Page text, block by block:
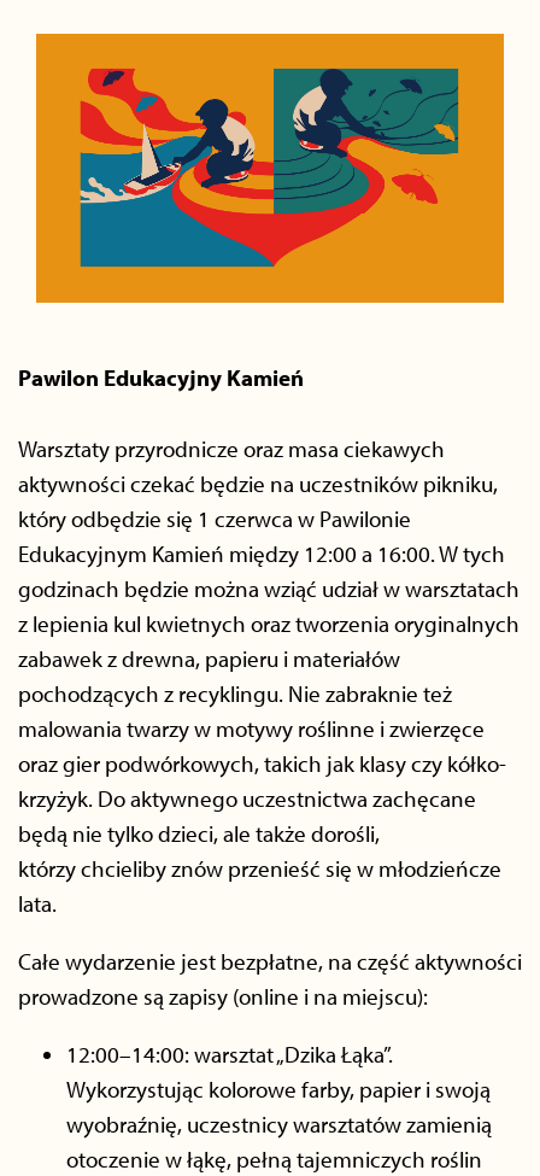
Pawilon Edukacyjny Kamień
Warsztaty przyrodnicze oraz masa ciekawych
aktywności czekać będzie na uczestników pikniku,
który odbędzie się 1 czerwca w Pawilonie
Edukacyjnym Kamień między 12:00 a 16:00. W tych
godzinach będzie można wziąć udział w warsztatach
z lepienia kul kwietnych oraz tworzenia oryginalnych
zabawek z drewna, papieru i materiałów
pochodzących z recyklingu. Nie zabraknie też
malowania twarzy w motywy roślinne i zwierzęce
oraz gier podwórkowych, takich jak klasy czy kółko-
krzyżyk. Do aktywnego uczestnictwa zachęcane
będą nie tylko dzieci, ale także dorośli,
którzy chcieliby znów przenieść się w młodzieńcze
lata.
Całe wydarzenie jest bezpłatne, na część aktywności
prowadzone są zapisy (online i na miejscu):
12:00–14:00: warsztat „Dzika Łąka”.
Wykorzystując kolorowe farby, papier i swoją
wyobraźnię, uczestnicy warsztatów zamienią
otoczenie w łąkę, pełną tajemniczych roślin